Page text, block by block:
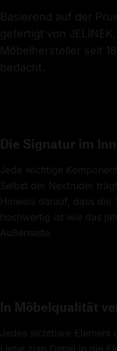
Basierend auf der
gefertigt von
Möbelhersteller seit
bedacht.
Die Signatur im
Jede wichtige
Selbst der Nextruder
Hinweis darauf, dass die
hochwertig ist wie das
Außenseite.
In Möbelqualität
Jedes sichtbare Element
Liebe zum Detail in die